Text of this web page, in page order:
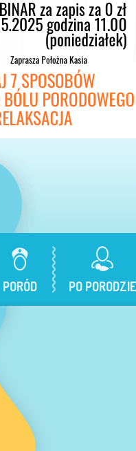
PORÓD PO PORODZIE